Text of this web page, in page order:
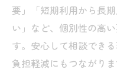
要」「短期利用から長
い」など、個別性の高
す。安心して相談でき
負担軽減にもつながりま